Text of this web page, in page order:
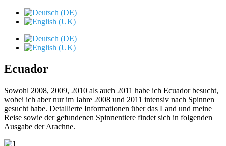
Ecuador
Sowohl 2008, 2009, 2010 als auch 2011 habe ich Ecuador besucht,
wobei ich aber nur im Jahre 2008 und 2011 intensiv nach Spinnen
gesucht habe. Detallierte Informationen über das Land und meine
Reise sowie der gefundenen Spinnentiere findet sich in folgenden
Ausgabe der Arachne.